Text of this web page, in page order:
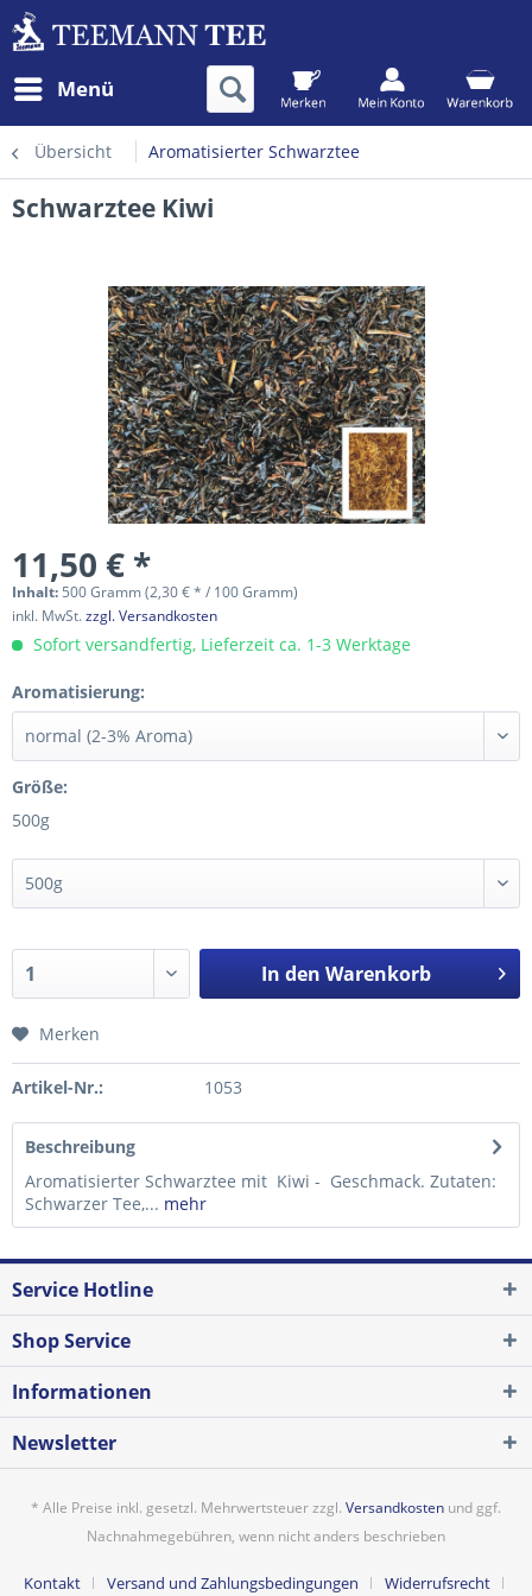
Menü
Übersicht Aromatisierter Schwarztee
Schwarztee Kiwi
11,50 € *
Inhalt: 500 Gramm (2,30 € * / 100 Gramm)
inkl. MwSt.zzgl. Versandkosten
Sofort versandfertig, Lieferzeit ca. 1-3 Werktage
Aromatisierung:
Größe:
500g
In den Warenkorb
Merken
Artikel-Nr.: 1053
Beschreibung
Aromatisierter Schwarztee mit Kiwi - Geschmack. Zutaten:
Schwarzer Tee,... mehr
Service Hotline
Shop Service
Informationen
Newsletter
* Alle Preise inkl. gesetzl. Mehrwertsteuer zzgl. Versandkosten und ggf.
Nachnahmegebühren, wenn nicht anders beschrieben
Kontakt Versand und Zahlungsbedingungen Widerrufsrecht